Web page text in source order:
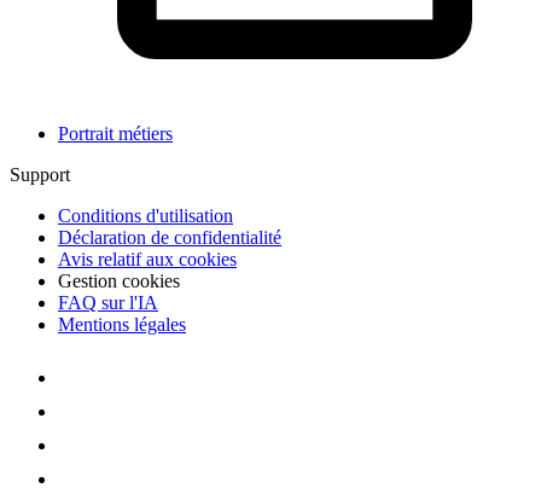
Portrait métiers
Support
Conditions d'utilisation
Déclaration de confidentialité
Avis relatif aux cookies
Gestion cookies
FAQ sur l'IA
Mentions légales